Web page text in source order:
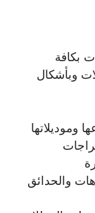
بكافة
وبأشكال
وموديلاتها
والحدائق